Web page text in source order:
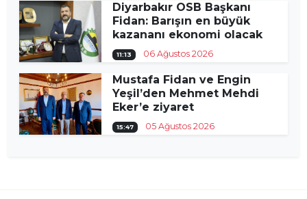
Diyarbakır OSB Başkanı
Fidan: Barışın en büyük
kazananı ekonomi olacak
11:13 06 Ağustos 2026
Mustafa Fidan ve Engin
Yeşil’den Mehmet Mehdi
Eker’e ziyaret
15:47 05 Ağustos 2026